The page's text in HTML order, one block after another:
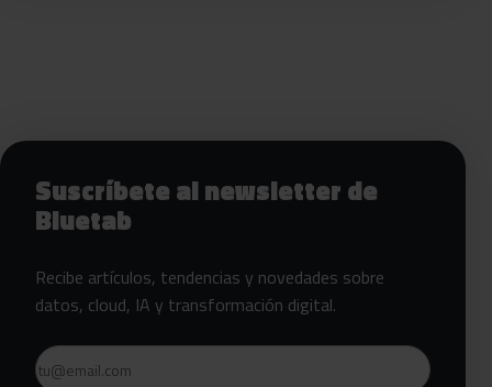
Siguientes pasos con Bluetab
Suscríbete al newsletter de
Bluetab
Recibe artículos, tendencias y novedades sobre
datos, cloud, IA y transformación digital.
Email